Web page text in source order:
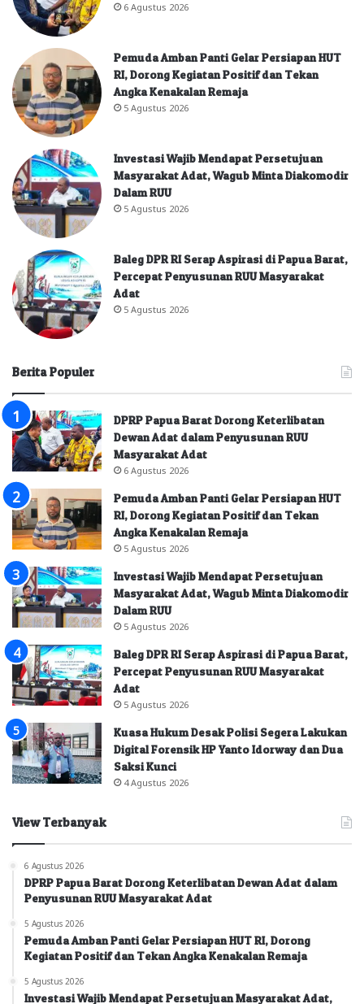
6 Agustus 2026
Pemuda Amban Panti Gelar Persiapan HUT
RI, Dorong Kegiatan Positif dan Tekan
Angka Kenakalan Remaja
5 Agustus 2026
Investasi Wajib Mendapat Persetujuan
Masyarakat Adat, Wagub Minta Diakomodir
Dalam RUU
5 Agustus 2026
Baleg DPR RI Serap Aspirasi di Papua Barat,
Percepat Penyusunan RUU Masyarakat
Adat
5 Agustus 2026
Berita Populer
DPRP Papua Barat Dorong Keterlibatan
Dewan Adat dalam Penyusunan RUU
Masyarakat Adat
6 Agustus 2026
Pemuda Amban Panti Gelar Persiapan HUT
RI, Dorong Kegiatan Positif dan Tekan
Angka Kenakalan Remaja
5 Agustus 2026
Investasi Wajib Mendapat Persetujuan
Masyarakat Adat, Wagub Minta Diakomodir
Dalam RUU
5 Agustus 2026
Baleg DPR RI Serap Aspirasi di Papua Barat,
Percepat Penyusunan RUU Masyarakat
Adat
5 Agustus 2026
Kuasa Hukum Desak Polisi Segera Lakukan
Digital Forensik HP Yanto Idorway dan Dua
Saksi Kunci
4 Agustus 2026
View Terbanyak
6 Agustus 2026
DPRP Papua Barat Dorong Keterlibatan Dewan Adat dalam
Penyusunan RUU Masyarakat Adat
5 Agustus 2026
Pemuda Amban Panti Gelar Persiapan HUT RI, Dorong
Kegiatan Positif dan Tekan Angka Kenakalan Remaja
5 Agustus 2026
Investasi Wajib Mendapat Persetujuan Masyarakat Adat,